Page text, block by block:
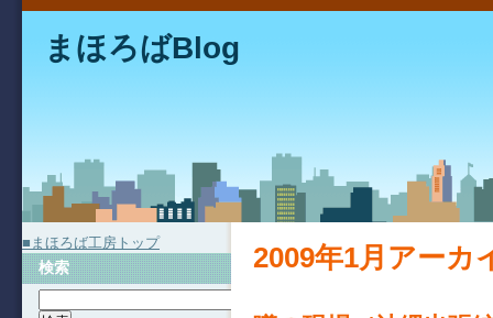
まほろばBlog
2009年1月アーカ
■まほろば工房トップ
検索